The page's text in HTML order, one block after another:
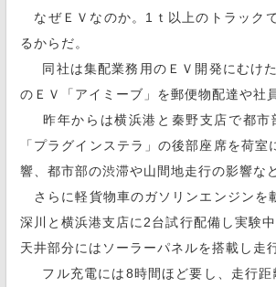
なぜＥＶなのか。1ｔ以上のトラック
るからだ。
同社は集配業務用のＥＶ開発にむけ
のＥＶ「アイミーブ」を郵便物配達や社
昨年からは横浜港と秦野支店で都市
「プラグインステラ」の後部座席を荷
響、都市部の渋滞や山間地走行の影響な
さらに軽貨物車のガソリンエンジンを
深川と横浜港支店に2台試行配備し実験
天井部分にはソーラーパネルを搭載し走
フル充電には8時間ほど要し、走行距